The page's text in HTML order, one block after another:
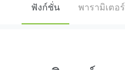
ฟังก์ชั่น พารามิเตอร์